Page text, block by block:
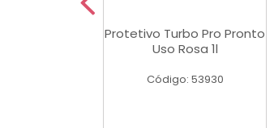
Protetivo Turbo Pro Pronto
Uso Rosa 1l
Código: 53930